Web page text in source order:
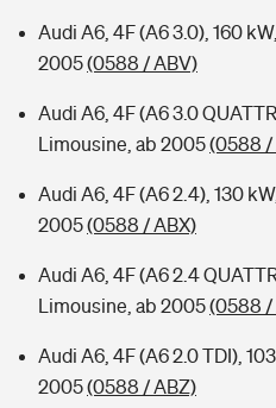
Audi A6, 4F (A6 3.0), 160
2005(0588 / ABV)
Audi A6, 4F (A6 3.0
Limousine, ab 2005(0588 /
Audi A6, 4F (A6 2.4), 130
2005(0588 / ABX)
Audi A6, 4F (A6 2.4
Limousine, ab 2005(0588 /
Audi A6, 4F (A6 2.0 TDI),
2005(0588 / ABZ)